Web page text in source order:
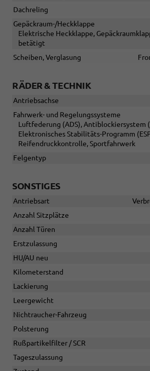
Dachreling
Gepäckraum-/Heckklappe
Elektrische Heckklappe,
betätigt
Scheiben, Verglasung
RÄDER & TECHNIK
Antriebsachse
Fahrwerk- und Regelungssysteme
Luftfederung (ADS), Antiblockiersystem
Elektronisches Stabilitäts-Programm
Reifendruckkontrolle, Sportfahrwerk
Felgentyp
SONSTIGES
Antriebsart
Anzahl Sitzplätze
Anzahl Türen
Erstzulassung
HU/AU neu
Kilometerstand
Lackierung
Leergewicht
Nichtraucher-Fahrzeug
Polsterung
Rußpartikelfilter / SCR
Tageszulassung